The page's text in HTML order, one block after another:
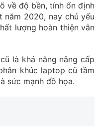
về độ bền, tính ổn định
năm 2020, nay chủ yếu
lượng hoàn thiện vẫn
là khả năng nâng cấp
khúc laptop cũ tầm
sức mạnh đồ họa.